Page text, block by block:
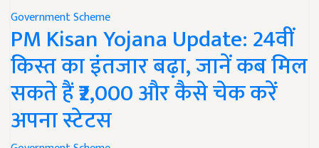
Government Scheme
PM Kisan Yojana Update: 24वीं
किस्त का इंतजार बढ़ा, जानें कब मिल
सकते हैं ₹2,000 और कैसे चेक करें
अपना स्टेटस